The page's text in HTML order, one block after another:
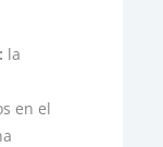
la
en el